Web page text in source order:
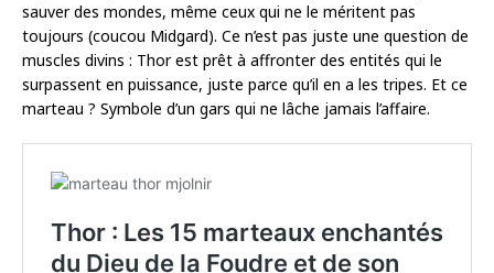
sauver des mondes, même ceux qui ne le méritent pas
toujours (coucou Midgard). Ce n’est pas juste une question de
muscles divins : Thor est prêt à affronter des entités qui le
surpassent en puissance, juste parce qu’il en a les tripes. Et ce
marteau ? Symbole d’un gars qui ne lâche jamais l’affaire.